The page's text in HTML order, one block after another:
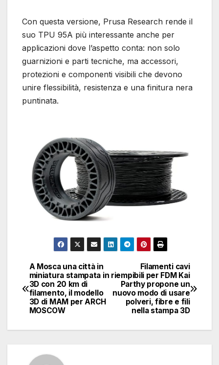
Con questa versione, Prusa Research rende il
suo TPU 95A più interessante anche per
applicazioni dove l’aspetto conta: non solo
guarnizioni e parti tecniche, ma accessori,
protezioni e componenti visibili che devono
unire flessibilità, resistenza e una finitura nera
puntinata.
Navigazione
articoli
Filamenti cavi
riempibili per FDM Kai
Parthy propone un
nuovo modo di usare
polveri, fibre e fili
nella stampa 3D
A Mosca una città in
miniatura stampata in
3D con 20 km di
filamento, il modello
3D di MAM per ARCH
MOSCOW